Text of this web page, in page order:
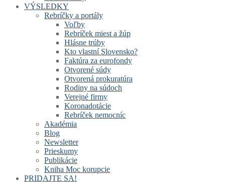
VÝSLEDKY
Rebríčky a portály
Voľby
Rebríček miest a žúp
Hlásne trúby
Kto vlastní Slovensko?
Faktúra za eurofondy
Otvorené súdy
Otvorená prokuratúra
Rodiny na súdoch
Verejné firmy
Koronadotácie
Rebríček nemocníc
Akadémia
Blog
Newsletter
Prieskumy
Publikácie
Kniha Moc korupcie
PRIDAJTE SA!